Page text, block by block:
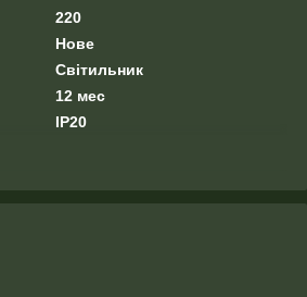
220
Нове
Світильник
12 мес
IP20